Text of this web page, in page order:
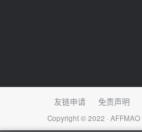
友链申请 免责声明
Copyright © 2022 · AFFMAO